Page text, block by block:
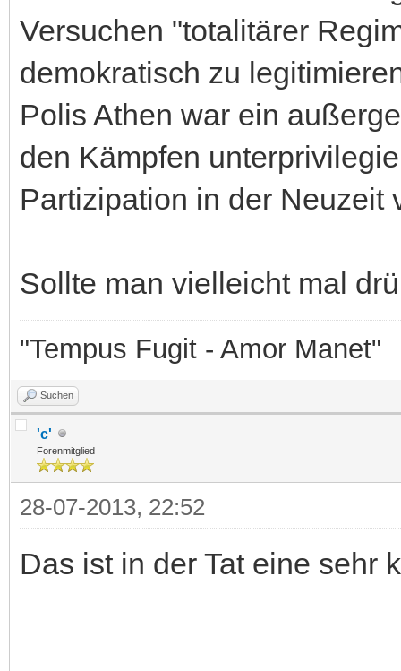
Versuchen "totalitärer
demokratisch zu
Polis Athen war ein
den Kämpfen
Partizipation in der Neuzeit
Sollte man vielleicht mal
"Tempus Fugit - Amor Manet"
Suchen
'c'
Forenmitglied
28-07-2013, 22:52
Das ist in der Tat eine sehr